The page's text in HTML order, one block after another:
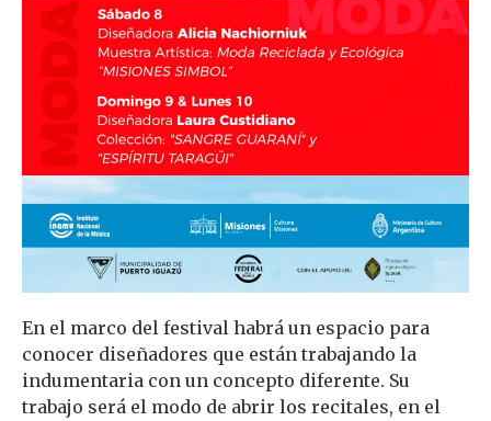
En el marco del festival habrá un espacio para
conocer diseñadores que están trabajando la
indumentaria con un concepto diferente. Su
trabajo será el modo de abrir los recitales, en el